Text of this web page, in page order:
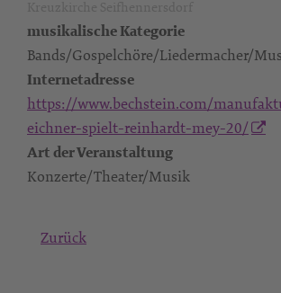
musikalische Kategorie
Bands/Gospelchöre/Liedermacher/
Internetadresse
https://www.bechstein.com/
eichner-spielt-reinhardt-mey-20/
Art der Veranstaltung
Konzerte/Theater/Musik
Zurück